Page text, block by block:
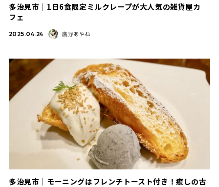
多治見市｜1日6食限定ミルクレープが大人気の雑貨屋カ
フェ
2025.04.24 鷹野あやね
多治見市｜モーニングはフレンチトースト付き！癒しの古